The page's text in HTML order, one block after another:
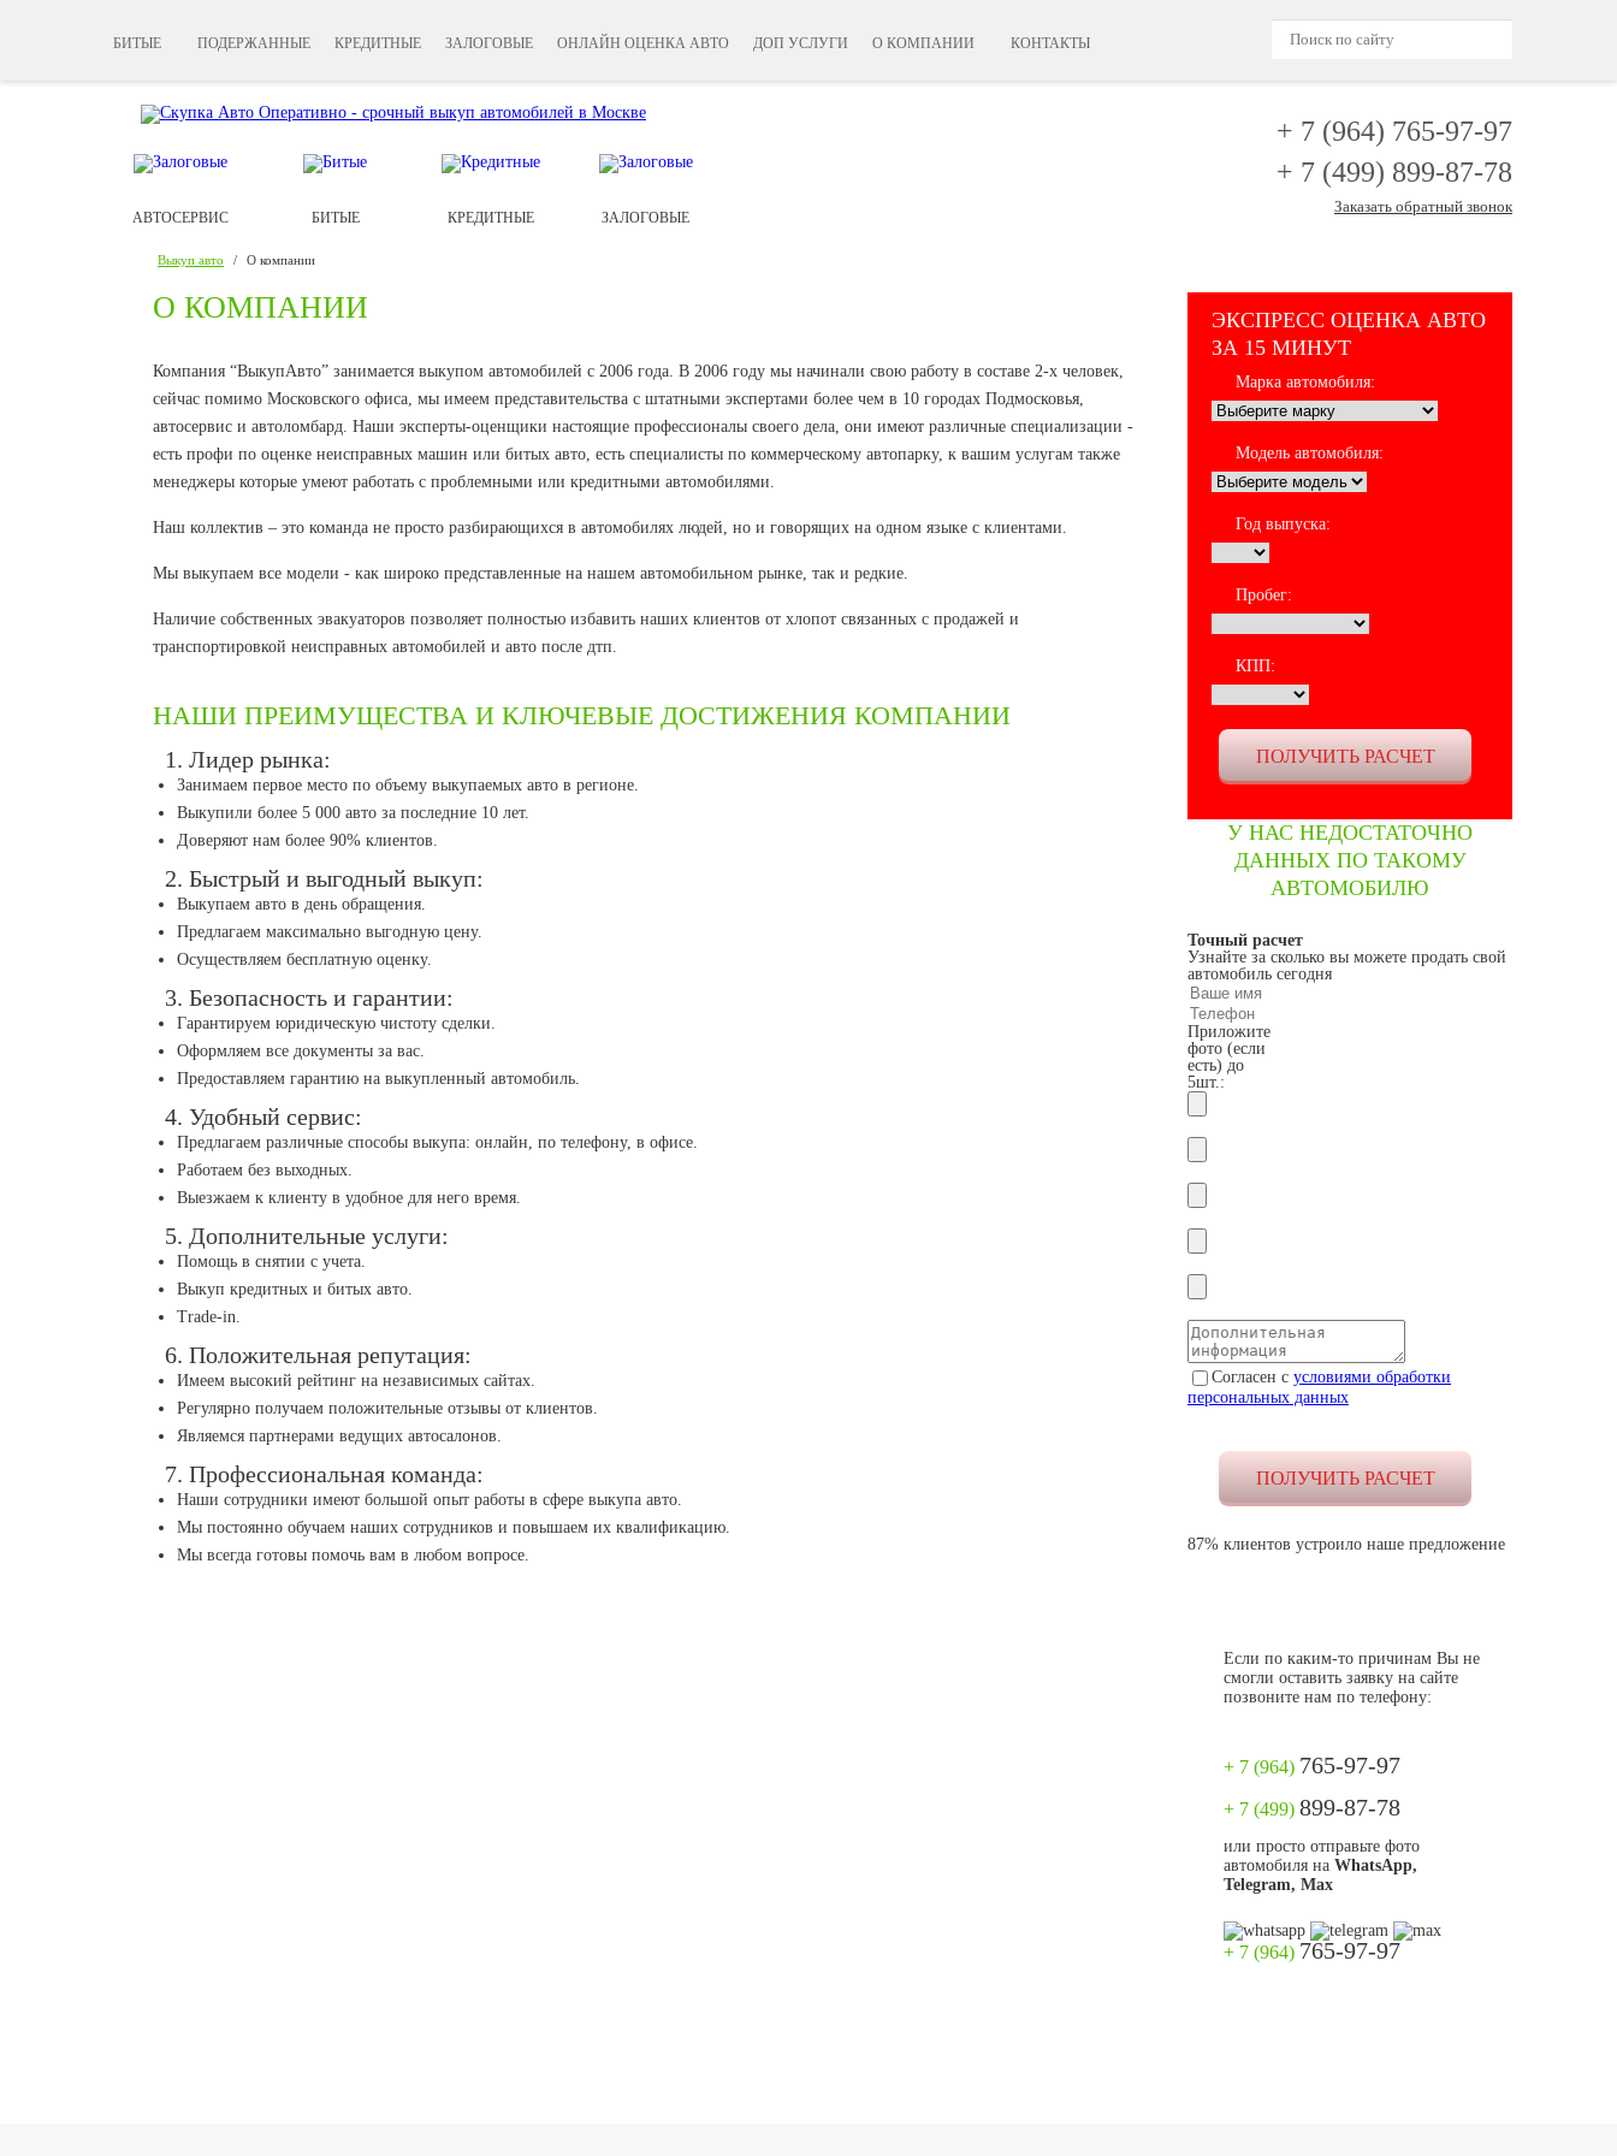
БИТЫЕ ПОДЕРЖАННЫЕ КРЕДИТНЫЕ ЗАЛОГОВЫЕ ОНЛАЙН ОЦЕНКА АВТО ДОП УСЛУГИ О КОМПАНИИ КОНТАКТЫ
+ 7 (964) 765-97-97
+ 7 (499) 899-87-78
Заказать обратный звонок
АВТОСЕРВИС БИТЫЕ КРЕДИТНЫЕ ЗАЛОГОВЫЕ
Выкуп авто / О компании
ЭКСПРЕСС ОЦЕНКА АВТО
ЗА 15 МИНУТ
Марка автомобиля:
Модель автомобиля:
Год выпуска:
Пробег:
КПП:
У НАС НЕДОСТАТОЧНО
ДАННЫХ ПО ТАКОМУ
АВТОМОБИЛЮ
Точный расчет
Узнайте за сколько вы можете продать свой
автомобиль сегодня
Приложите
фото (если
есть) до
5шт.:
Согласен с условиями обработки
персональных данных
87% клиентов устроило наше предложение
Если по каким-то причинам Вы не
смогли оставить заявку на сайте
позвоните нам по телефону:
+ 7 (964) 765-97-97
+ 7 (499) 899-87-78
или просто отправьте фото
автомобиля на WhatsApp,
Telegram, Max
+ 7 (964) 765-97-97
О КОМПАНИИ
Компания “ВыкупАвто” занимается выкупом автомобилей с 2006 года. В 2006 году мы начинали свою работу в составе 2-х человек,
сейчас помимо Московского офиса, мы имеем представительства с штатными экспертами более чем в 10 городах Подмосковья,
автосервис и автоломбард. Наши эксперты-оценщики настоящие профессионалы своего дела, они имеют различные специализации -
есть профи по оценке неисправных машин или битых авто, есть специалисты по коммерческому автопарку, к вашим услугам также
менеджеры которые умеют работать с проблемными или кредитными автомобилями.
Наш коллектив – это команда не просто разбирающихся в автомобилях людей, но и говорящих на одном языке с клиентами.
Мы выкупаем все модели - как широко представленные на нашем автомобильном рынке, так и редкие.
Наличие собственных эвакуаторов позволяет полностью избавить наших клиентов от хлопот связанных с продажей и
транспортировкой неисправных автомобилей и авто после дтп.
НАШИ ПРЕИМУЩЕСТВА И КЛЮЧЕВЫЕ ДОСТИЖЕНИЯ КОМПАНИИ
1. Лидер рынка:
Занимаем первое место по объему выкупаемых авто в регионе.
Выкупили более 5 000 авто за последние 10 лет.
Доверяют нам более 90% клиентов.
2. Быстрый и выгодный выкуп:
Выкупаем авто в день обращения.
Предлагаем максимально выгодную цену.
Осуществляем бесплатную оценку.
3. Безопасность и гарантии:
Гарантируем юридическую чистоту сделки.
Оформляем все документы за вас.
Предоставляем гарантию на выкупленный автомобиль.
4. Удобный сервис:
Предлагаем различные способы выкупа: онлайн, по телефону, в офисе.
Работаем без выходных.
Выезжаем к клиенту в удобное для него время.
5. Дополнительные услуги:
Помощь в снятии с учета.
Выкуп кредитных и битых авто.
Trade-in.
6. Положительная репутация:
Имеем высокий рейтинг на независимых сайтах.
Регулярно получаем положительные отзывы от клиентов.
Являемся партнерами ведущих автосалонов.
7. Профессиональная команда:
Наши сотрудники имеют большой опыт работы в сфере выкупа авто.
Мы постоянно обучаем наших сотрудников и повышаем их квалификацию.
Мы всегда готовы помочь вам в любом вопросе.